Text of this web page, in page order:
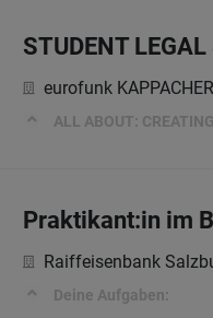
STUDENT
eurofunk
ALL ABOUT:
Praktikant:in im
Raiffeisenbank
Deine Aufgaben: